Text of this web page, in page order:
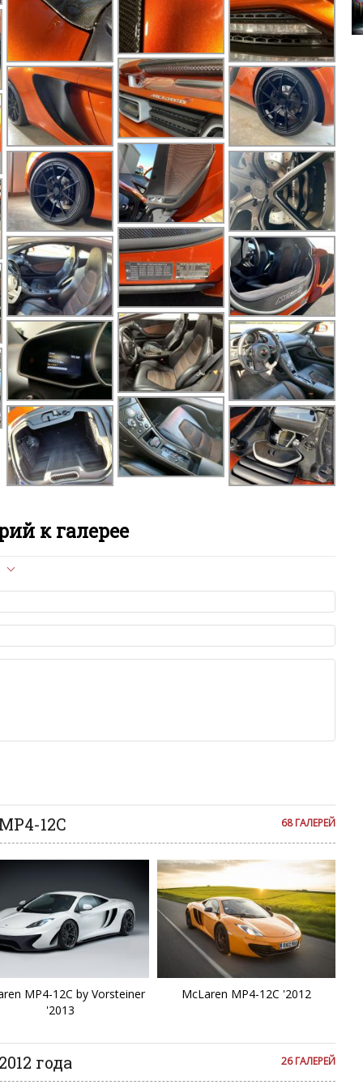
к галерее
на сайте, вам нужно придерживаться
быть слишком короткой — избегайте односложных и чисто
от предмета обсуждения.
в комментарие оскорбления и нецензурную лексику, а
и высказывания, направленные на разжигание расовой,
комментарии публикуются только после модерации, поэтому
сайте с некоторым опозданием.
68 ГАЛЕРЕЙ
12C
MP4-12C by Vorsteiner
'2013
McLaren MP4-12C '2012
26 ГАЛЕРЕЙ
года